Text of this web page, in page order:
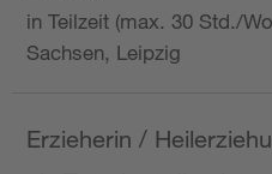
in Teilzeit (max. 30 Std./
Sachsen, Leipzig
Erzieherin /